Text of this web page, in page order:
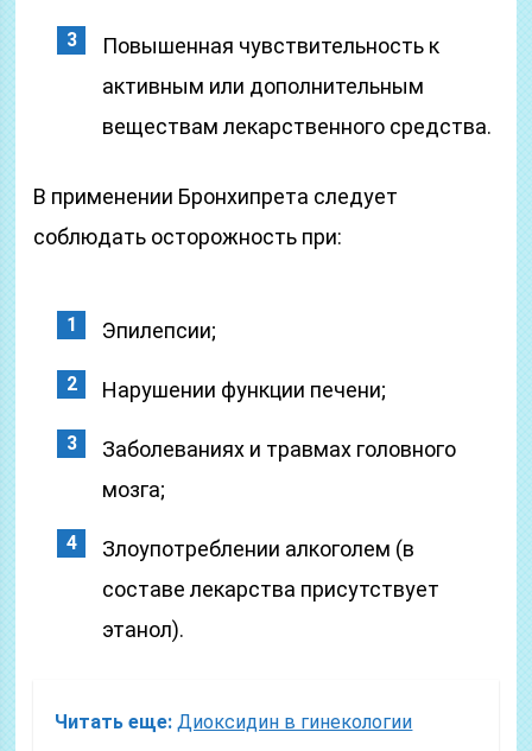
Повышенная чувствительность к
активным или дополнительным
веществам лекарственного средства.
В применении Бронхипрета следует
соблюдать осторожность при:
Эпилепсии;
Нарушении функции печени;
Заболеваниях и травмах головного
мозга;
Злоупотреблении алкоголем (в
составе лекарства присутствует
этанол).
Читать еще: Диоксидин в гинекологии